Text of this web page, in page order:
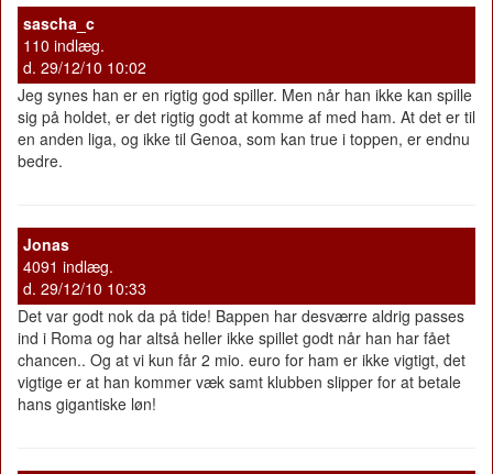
sascha_c
110 indlæg.
d. 29/12/10 10:02
Jeg synes han er en rigtig god spiller. Men når han ikke kan spille
sig på holdet, er det rigtig godt at komme af med ham. At det er til
en anden liga, og ikke til Genoa, som kan true i toppen, er endnu
bedre.
Jonas
4091 indlæg.
d. 29/12/10 10:33
Det var godt nok da på tide! Bappen har desværre aldrig passes
ind i Roma og har altså heller ikke spillet godt når han har fået
chancen.. Og at vi kun får 2 mio. euro for ham er ikke vigtigt, det
vigtige er at han kommer væk samt klubben slipper for at betale
hans gigantiske løn!